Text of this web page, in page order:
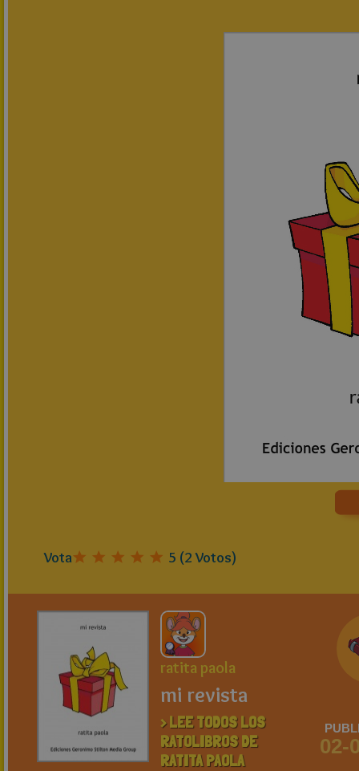
Vota 5 (2Votos)
ratita paola
mi revista
> LEE TODOS LOS
RATOLIBROS DE
RATITA PAOLA
02-